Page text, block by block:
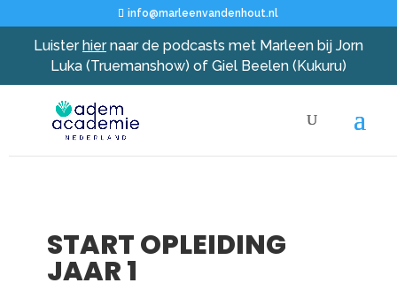
info@marleenvandenhout.nl
Luisterhiernaar de podcasts met Marleen bij Jorn
Luka (Truemanshow) of Giel Beelen (Kukuru)
START OPLEIDING
JAAR 1